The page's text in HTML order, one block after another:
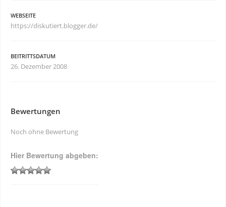
WEBSEITE
https://diskutiert.blogger.de/
BEITRITTSDATUM
26. Dezember 2008
Bewertungen
Noch ohne Bewertung
Hier Bewertung abgeben: